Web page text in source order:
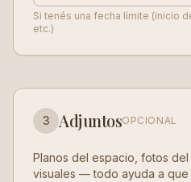
Si tenés una fecha límite (inicio
etc.)
3 AdjuntosOPCIONAL
Planos del espacio, fotos
visuales — todo ayuda a que